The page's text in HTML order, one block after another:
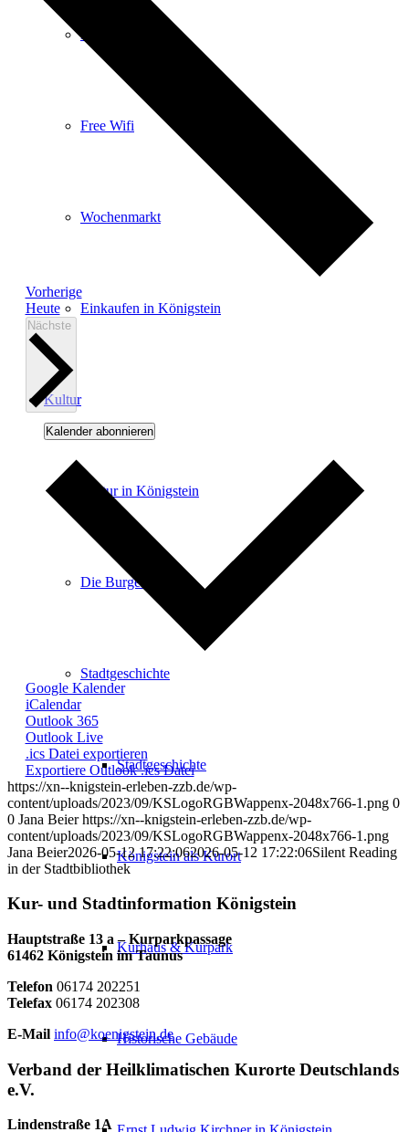
E-Car-Sharing
Free Wifi
Wochenmarkt
Einkaufen in Königstein
Kultur
Kultur in Königstein
Die Burgen
Stadtgeschichte
Stadtgeschichte
Königstein als Kurort
Kurhaus & Kurpark
Historische Gebäude
VorherigeVeranstaltungen
Heute
Nächste
Kalender abonnieren
Google Kalender
iCalendar
Outlook 365
Outlook Live
.ics Datei exportieren
Exportiere Outlook .ics Datei
https://xn--knigstein-erleben-zzb.de/wp-
content/uploads/2023/09/KSLogoRGBWappenx-2048x766-1.png 0
0 Jana Beier https://xn--knigstein-erleben-zzb.de/wp-
content/uploads/2023/09/KSLogoRGBWappenx-2048x766-1.png
Jana Beier2026-05-12 17:22:062026-05-12 17:22:06Silent Reading
in der Stadtbibliothek
Kur- und Stadtinformation Königstein
Hauptstraße 13 a – Kurparkpassage
61462 Königstein im Taunus
Telefon 06174 202251
Telefax 06174 202308
E-Mail info@koenigstein.de
Verband der Heilklimatischen Kurorte Deutschlands
e.V.
Lindenstraße 1A